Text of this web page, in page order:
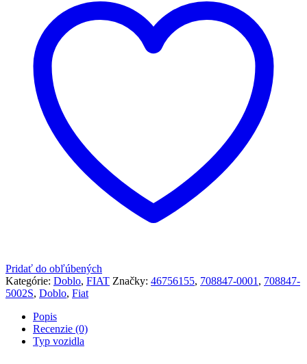
Pridať do obľúbených
Kategórie: Doblo, FIAT Značky: 46756155, 708847-0001 , 708847-
5002S, Doblo, Fiat
Popis
Recenzie (0)
Typ vozidla